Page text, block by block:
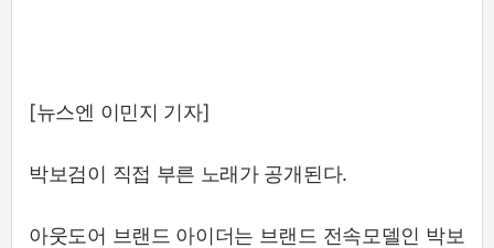
[뉴스엔 이민지 기자]
박보검이 직접 부른 노래가 공개된다.
아웃도어 브랜드 아이더는 브랜드 전속모델인 박보